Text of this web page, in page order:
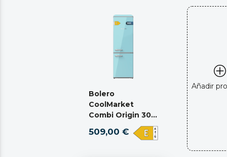
Bolero
CoolMarket
Combi Origin 300
509,00 €
Añadir